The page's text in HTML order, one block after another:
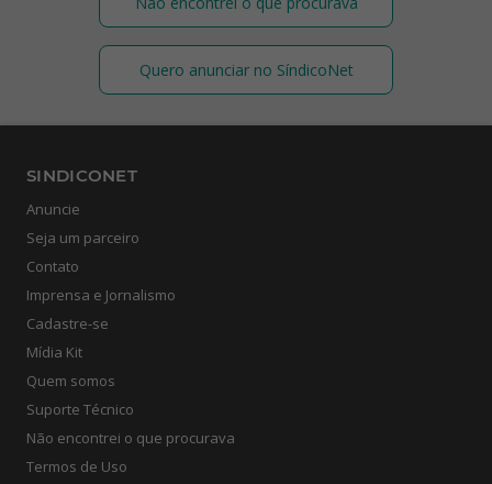
Quero anunciar no SíndicoNet
SINDICONET
Anuncie
Seja um parceiro
Contato
Imprensa e Jornalismo
Cadastre-se
Mídia Kit
Quem somos
Suporte Técnico
Não encontrei o que procurava
Termos de Uso